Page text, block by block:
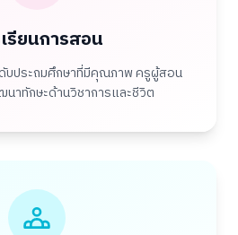
รียนการสอน
บประถมศึกษาที่มีคุณภาพ ครูผู้สอน
าทักษะด้านวิชาการและชีวิต